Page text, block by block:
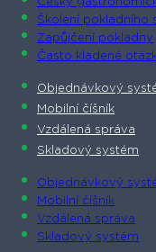
Český
Školení pokladního
Zapůjčení pokladny
Často kladené
Objednávkový
Mobilní číšník
Vzdálená správa
Skladový systém
Objednávkový
Mobilní číšník
Vzdálená správa
Skladový systém